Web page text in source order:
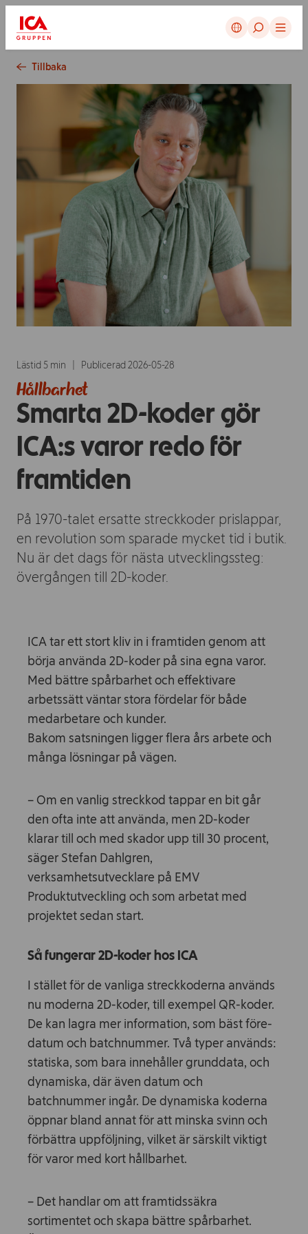
Avbryt
Tillbaka
Lästid 5 min Publicerad 2026-05-28
Hållbarhet
Smarta 2D-koder gör
ICA:s varor redo för
framtiden
På 1970-talet ersatte streckkoder prislappar,
en revolution som sparade mycket tid i butik.
Nu är det dags för nästa utvecklingssteg:
övergången till 2D-koder.
ICA tar ett stort kliv in i framtiden genom att
börja använda 2D-koder på sina egna varor.
Med bättre spårbarhet och effektivare
arbetssätt väntar stora fördelar för både
medarbetare och kunder.
Bakom satsningen ligger flera års arbete och
många lösningar på vägen.
– Om en vanlig streckkod tappar en bit går
den ofta inte att använda, men 2D-koder
klarar till och med skador upp till 30 procent,
säger Stefan Dahlgren,
verksamhetsutvecklare på EMV
Produktutveckling och som arbetat med
projektet sedan start.
Så fungerar 2D-koder hos ICA
I stället för de vanliga streckkoderna används
nu moderna 2D-koder, till exempel QR-koder.
De kan lagra mer information, som bäst före-
datum och batchnummer. Två typer används:
statiska, som bara innehåller grunddata, och
dynamiska, där även datum och
batchnummer ingår. De dynamiska koderna
öppnar bland annat för att minska svinn och
förbättra uppföljning, vilket är särskilt viktigt
för varor med kort hållbarhet.
– Det handlar om att framtidssäkra
sortimentet och skapa bättre spårbarhet.